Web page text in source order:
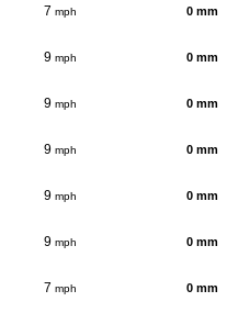
7 mph 0 mm
9 mph 0 mm
9 mph 0 mm
9 mph 0 mm
9 mph 0 mm
9 mph 0 mm
7 mph 0 mm